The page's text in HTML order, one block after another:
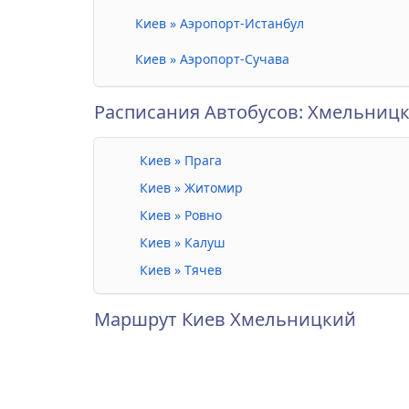
Киев » Аэропорт-Истанбул
Киев » Аэропорт-Сучава
Расписания Автобусов:
Киев » Прага
Киев » Житомир
Киев » Ровно
Киев » Калуш
Киев » Тячев
Маршрут Киев Хмельницкий